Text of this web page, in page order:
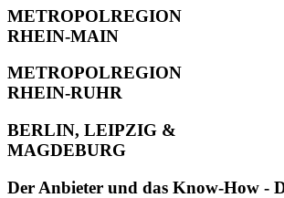
METROPOLREGION
RHEIN-MAIN
METROPOLREGION
RHEIN-RUHR
BERLIN, LEIPZIG &
MAGDEBURG
Der Anbieter und das Know-How -